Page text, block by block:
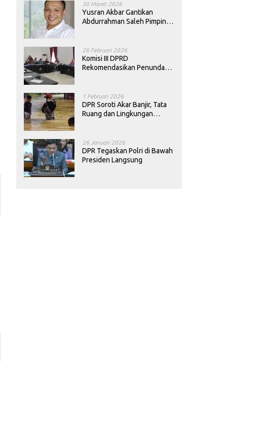
30 Maret 2026
Yusran Akbar Gantikan
Abdurrahman Saleh Pimpin
26 Februari 2026
Komisi III DPRD
Rekomendasikan Penundaan
1 Februari 2026
DPR Soroti Akar Banjir, Tata
Ruang dan Lingkungan
26 Januari 2026
DPR Tegaskan Polri di Bawah
Presiden Langsung